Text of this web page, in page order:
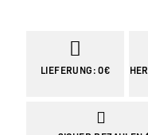
LIEFERUNG: 0€